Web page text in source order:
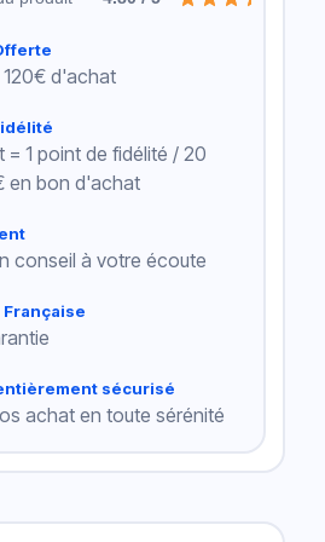
d'achat
1 point de fidélité / 20
en bon d'achat
conseil à votre écoute
sécurisé
achat en toute sérénité